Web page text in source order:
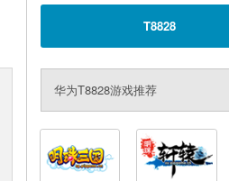
T8828
华为T8828游戏推荐